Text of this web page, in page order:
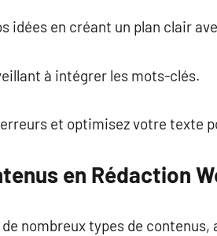
idées en créant un plan clair
à intégrer les mots-clés.
et optimisez votre texte
en Rédaction
nombreux types de